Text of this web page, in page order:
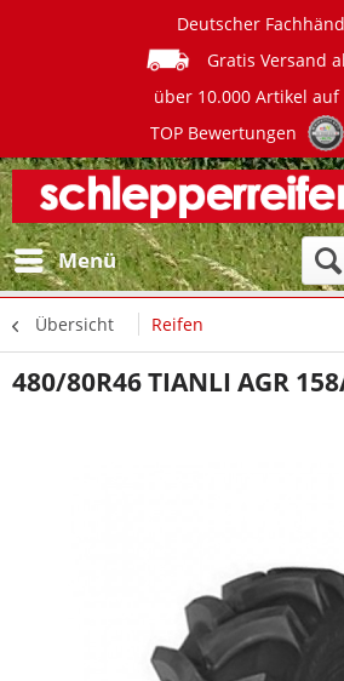
Deutscher
Gratis Versand
über 10.000 Artikel auf
TOP Bewertungen
Menü
Übersicht Reifen
480/80R46 TIANLI AGR